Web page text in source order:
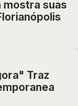
mostra suas
Traz